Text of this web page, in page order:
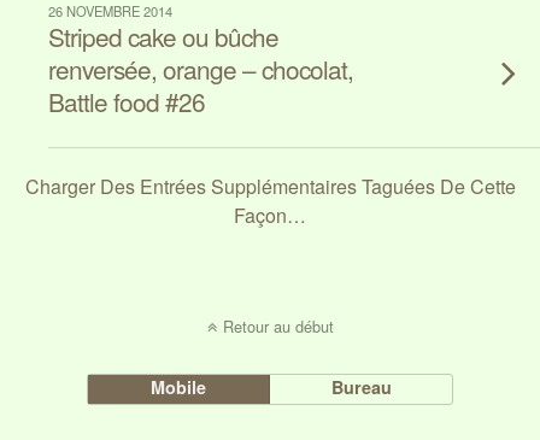
26 NOVEMBRE 2014
Striped cake ou bûche
renversée, orange – chocolat,
Battle food #26
Charger Des Entrées Supplémentaires Taguées De Cette
Façon…
Retour au début
Mobile Bureau